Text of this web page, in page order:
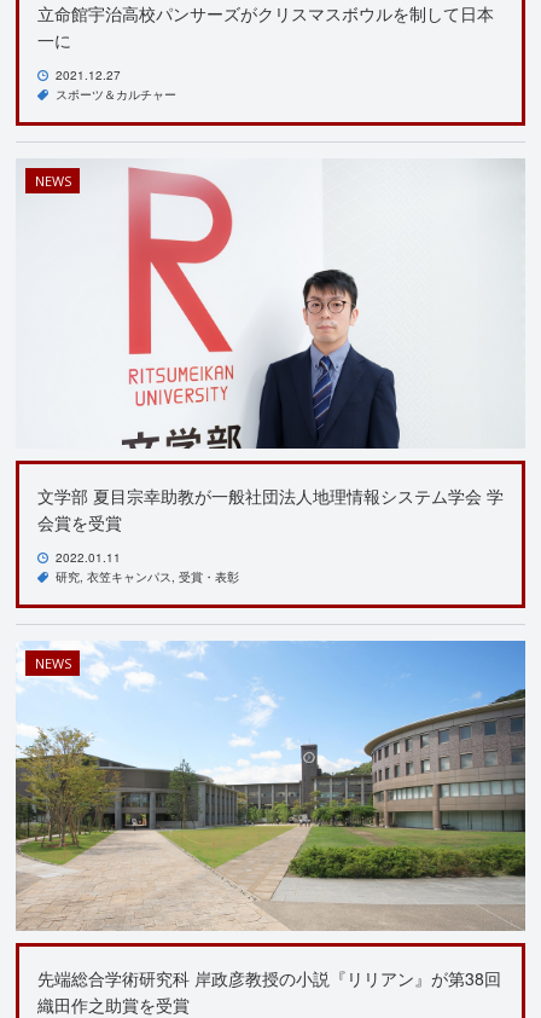
立命館宇治高校パンサーズがクリスマスボウルを制して日本
一に
2021.12.27
スポーツ＆カルチャー
NEWS
文学部 夏目宗幸助教が一般社団法人地理情報システム学会 学
会賞を受賞
2022.01.11
研究 衣笠キャンパス 受賞・表彰
NEWS
先端総合学術研究科 岸政彦教授の小説『リリアン』が第38回
織田作之助賞を受賞